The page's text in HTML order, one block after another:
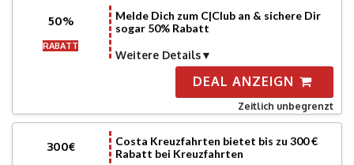
50%
RABATT
Melde Dich zum C|Club an & sichere Dir
sogar 50% Rabatt
Weitere Details
DEAL ANZEIGN
Zeitlich unbegrenzt
300€
Costa Kreuzfahrten bietet bis zu 300 €
Rabatt bei Kreuzfahrten